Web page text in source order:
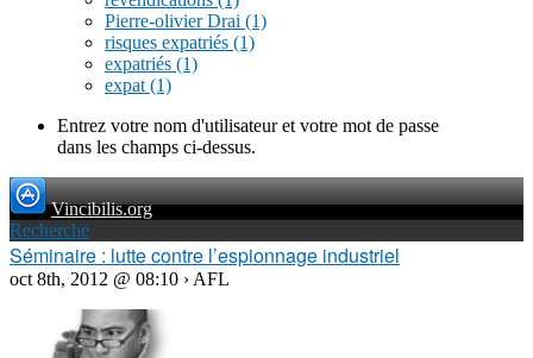
Pierre-olivier Drai (1)
risques expatriés (1)
expatriés (1)
expat (1)
Entrez votre nom d'utilisateur et votre mot de passe
dans les champs ci-dessus.
Vincibilis.org
Recherche
Séminaire : lutte contre l’espionnage industriel
oct 8th, 2012 @ 08:10 › AFL